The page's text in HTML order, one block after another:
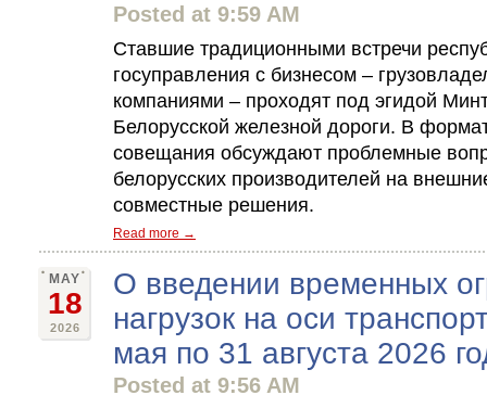
Posted at 9:59 AM
Ставшие традиционными встречи
госуправления с бизнесом –
компаниями – проходят под эгидой
Белорусской железной дороги. В
совещания обсуждают проблемные
белорусских производителей на
совместные решения.
Read more →
MAY
18
2026
О введении временных
нагрузок на оси
мая по 31 августа 2026
Posted at 9:56 AM